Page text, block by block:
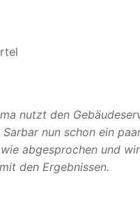
nutzt den
nun schon ein
abgesprochen und
den Ergebnissen.